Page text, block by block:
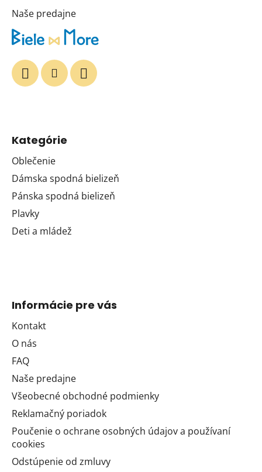
Naše predajne
Kategórie
Oblečenie
Dámska spodná bielizeň
Pánska spodná bielizeň
Plavky
Deti a mládež
Informácie pre vás
Kontakt
O nás
FAQ
Naše predajne
Všeobecné obchodné podmienky
Reklamačný poriadok
Poučenie o ochrane osobných údajov a používaní
cookies
Odstúpenie od zmluvy